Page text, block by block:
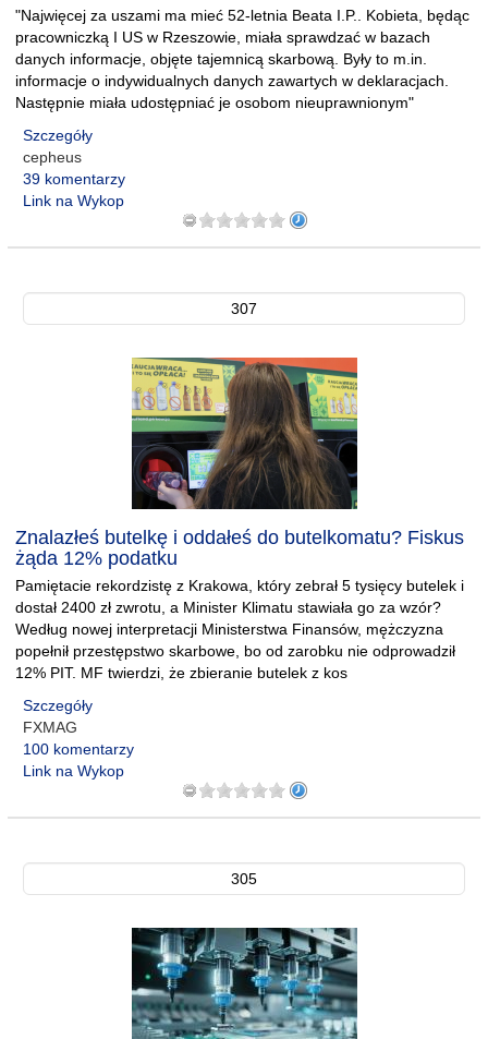
"Najwięcej za uszami ma mieć 52-letnia Beata I.P.. Kobieta, będąc
pracowniczką I US w Rzeszowie, miała sprawdzać w bazach
danych informacje, objęte tajemnicą skarbową. Były to m.in.
informacje o indywidualnych danych zawartych w deklaracjach.
Następnie miała udostępniać je osobom nieuprawnionym"
Szczegóły
cepheus
39 komentarzy
Link na Wykop
307
Znalazłeś butelkę i oddałeś do butelkomatu? Fiskus
żąda 12% podatku
Pamiętacie rekordzistę z Krakowa, który zebrał 5 tysięcy butelek i
dostał 2400 zł zwrotu, a Minister Klimatu stawiała go za wzór?
Według nowej interpretacji Ministerstwa Finansów, mężczyzna
popełnił przestępstwo skarbowe, bo od zarobku nie odprowadził
12% PIT. MF twierdzi, że zbieranie butelek z kos
Szczegóły
FXMAG
100 komentarzy
Link na Wykop
305